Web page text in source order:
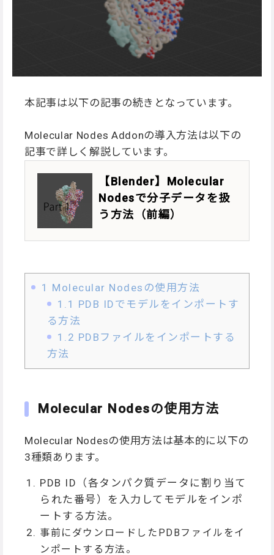
本記事は以下の記事の続きとなっています。
Molecular Nodes Addonの導入方法は以下の
記事で詳しく解説しています。
【Blender】Molecular
Nodesで分子データを扱
う方法（前編）
1 Molecular Nodesの使用方法
1.1 PDB IDでモデルをインポートす
る方法
1.2 PDBファイルをインポートする
方法
Molecular Nodesの使用方法
Molecular Nodesの使用方法は基本的に以下の
3種類あります。
PDB ID（各タンパク質データに割り当て
られた番号）を入力してモデルをインポ
ートする方法。
事前にダウンロードしたPDBファイルをイ
ンポートする方法。